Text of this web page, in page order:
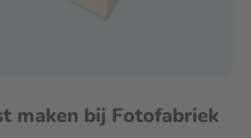
maken bij Fotofabriek